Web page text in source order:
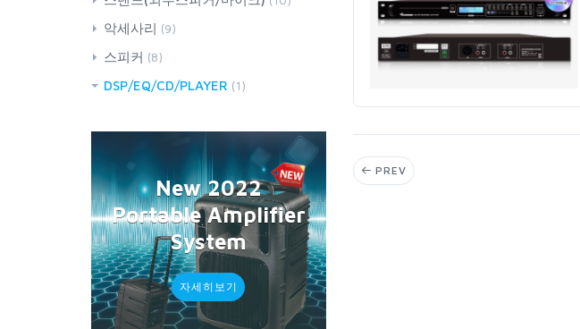
PREV
외부스피커스탠드
마이크스탠드
악세사리 (9)
앰프/스피커보호가방
RFModule
스피커 (8)
패션스피커
DSP/EQ/CD/PLAYER (1)
New2022
PortableAmplifier
System
자세히보기